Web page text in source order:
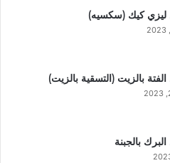
كيك (سكسيه)
بالزيت (التسقية بالزيت)
بالجبنة